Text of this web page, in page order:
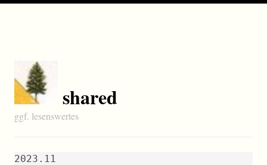
shared
ggf. lesenswertes
2023.11